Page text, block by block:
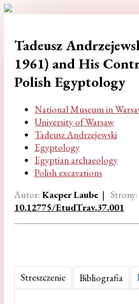
Tadeusz
1961) and His
Polish Egyptology
National Museum in
University of Warsaw
Tadeusz Andrzejewski
Egyptology
Egyptian archaeology
Polish excavations
Autor: Kacper Laube| Strony:
10.12775/EtudTrav.37.001
Streszczenie Bibliografia